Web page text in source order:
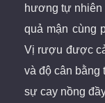
hương tự nhiên
quả mận cùng
Vị rượu được
và độ cân bằng
sự cay nồng